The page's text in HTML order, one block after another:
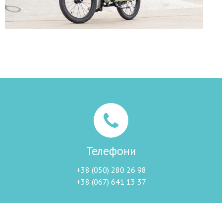
Телефони
+38 (050) 280 26 98
+38 (067) 641 13 37